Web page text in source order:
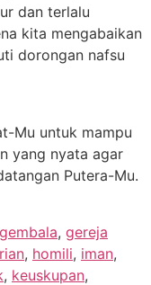
dan terlalu
kita mengabaikan
dorongan nafsu
Mu untuk mampu
yang nyata agar
Putera-Mu.
gembala, gereja
, homili, iman,
, keuskupan,